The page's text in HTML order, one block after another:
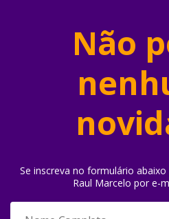
Não
Se inscreva no formulário
Raul Marcelo por e-